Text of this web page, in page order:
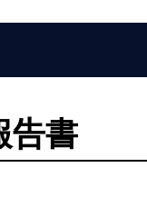
告書